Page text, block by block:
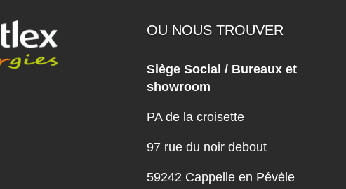
OU NOUS TROUVER
Siège Social / Bureaux et
showroom
PA de la croisette
97 rue du noir debout
59242 Cappelle en Pévèle